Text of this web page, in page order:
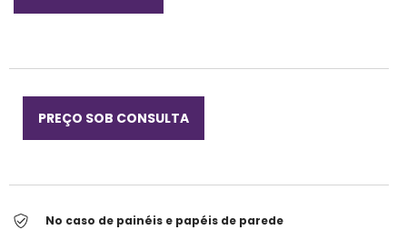
No caso de painéis e papéis de parede